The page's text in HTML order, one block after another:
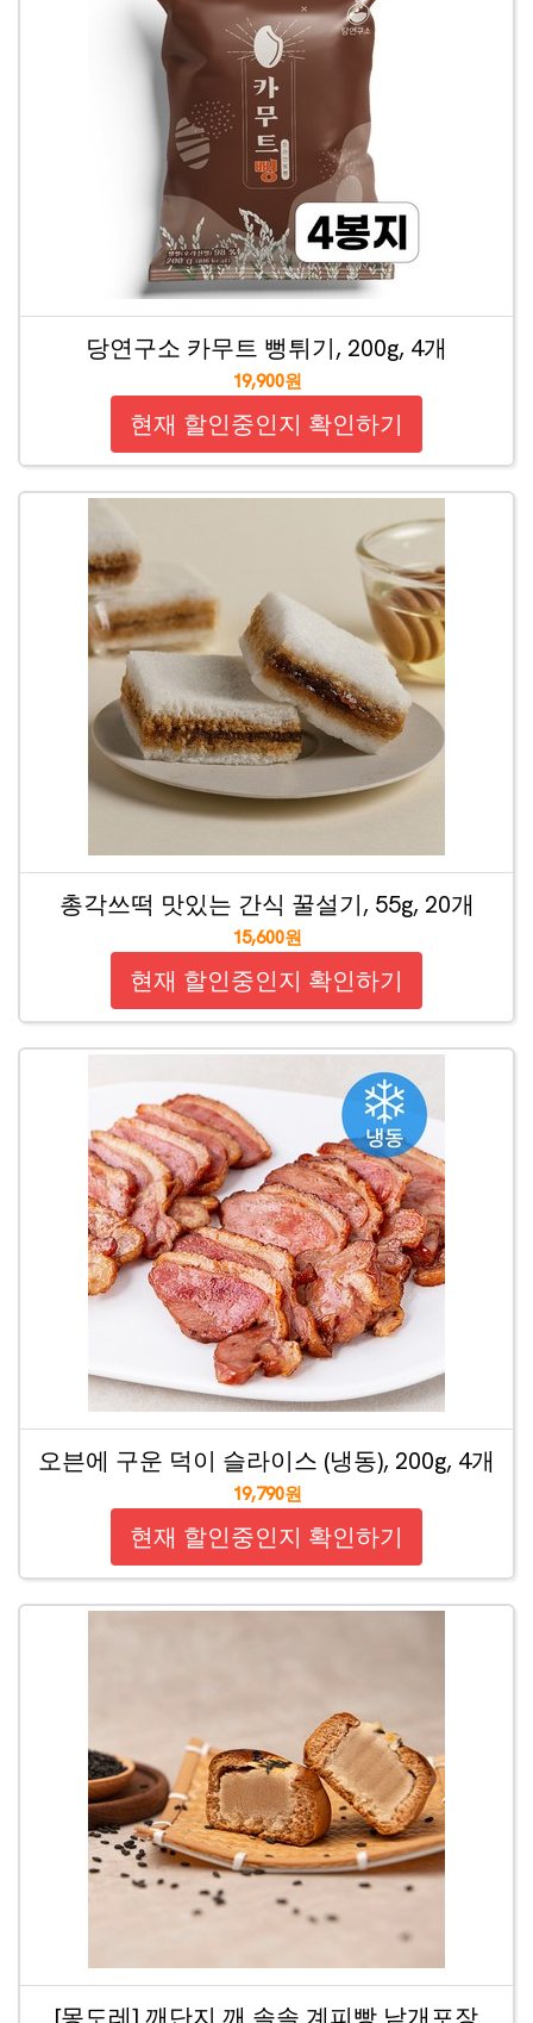
당연구소 카무트 뻥튀기, 200g, 4개
19,900원
현재 할인중인지 확인하기
총각쓰떡 맛있는 간식 꿀설기, 55g, 20개
15,600원
현재 할인중인지 확인하기
오븐에 구운 덕이 슬라이스 (냉동), 200g, 4개
19,790원
현재 할인중인지 확인하기